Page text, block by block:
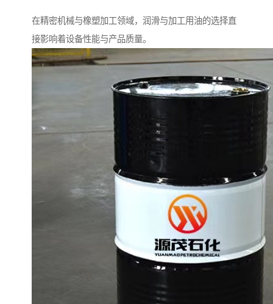
在精密机械与橡塑加工领域，润滑与加工用油的选择直
接影响着设备性能与产品质量。